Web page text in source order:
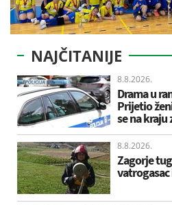
NAJČITANIJE
8.8.2026.
Drama u
Prijetio
se na kraju
8.8.2026.
Zagorje